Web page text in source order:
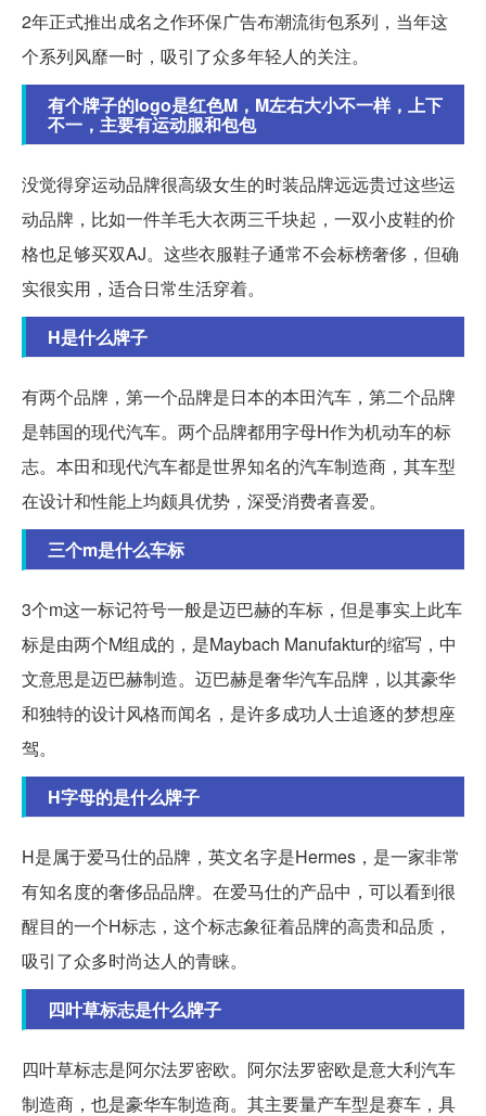
2年正式推出成名之作环保广告布潮流街包系列，当年这
个系列风靡一时，吸引了众多年轻人的关注。
有个牌子的logo是红色M，M左右大小不一样，上下
不一，主要有运动服和包包
没觉得穿运动品牌很高级女生的时装品牌远远贵过这些运
动品牌，比如一件羊毛大衣两三千块起，一双小皮鞋的价
格也足够买双AJ。这些衣服鞋子通常不会标榜奢侈，但确
实很实用，适合日常生活穿着。
H是什么牌子
有两个品牌，第一个品牌是日本的本田汽车，第二个品牌
是韩国的现代汽车。两个品牌都用字母H作为机动车的标
志。本田和现代汽车都是世界知名的汽车制造商，其车型
在设计和性能上均颇具优势，深受消费者喜爱。
三个m是什么车标
3个m这一标记符号一般是迈巴赫的车标，但是事实上此车
标是由两个M组成的，是Maybach Manufaktur的缩写，中
文意思是迈巴赫制造。迈巴赫是奢华汽车品牌，以其豪华
和独特的设计风格而闻名，是许多成功人士追逐的梦想座
驾。
H字母的是什么牌子
H是属于爱马仕的品牌，英文名字是Hermes，是一家非常
有知名度的奢侈品品牌。在爱马仕的产品中，可以看到很
醒目的一个H标志，这个标志象征着品牌的高贵和品质，
吸引了众多时尚达人的青睐。
四叶草标志是什么牌子
四叶草标志是阿尔法罗密欧。阿尔法罗密欧是意大利汽车
制造商，也是豪华车制造商。其主要量产车型是赛车，具